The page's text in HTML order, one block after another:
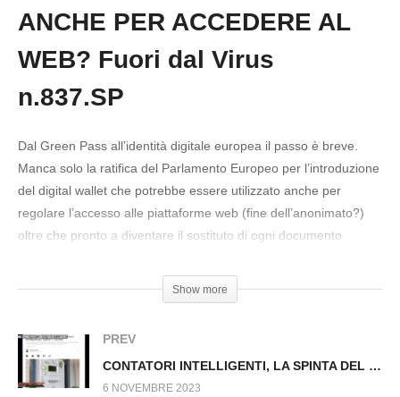
UNA MAMMA DI GAZA: LA SITUAZIONE E’
GRAVISSIMA. Fuori dal Virus n.821.SP
ANCHE PER ACCEDERE AL
WEB? Fuori dal Virus
n.837.SP
Dal Green Pass all’identità digitale europea il passo è breve.
Manca solo la ratifica del Parlamento Europeo per l’introduzione
del digital wallet che potrebbe essere utilizzato anche per
regolare l’accesso alle piattaforme web (fine dell’anonimato?)
oltre che pronto a diventare il sostituto di ogni documento
#GreenPass #IdentitàDigitale #ParlamentoEuropeo
Show more
PREV
CONTATORI INTELLIGENTI, LA SPINTA DEL GOVERNO Fuori dal Virus n.824.SP
6 NOVEMBRE 2023